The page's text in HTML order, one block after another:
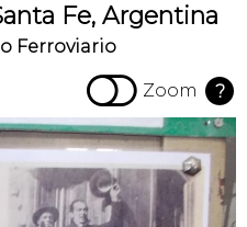
Fe, Argentina
Ferroviario
 Zoom ?